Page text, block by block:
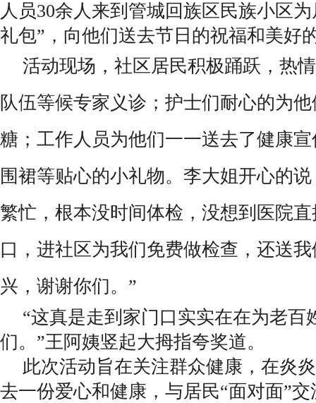
人员30余人来到管城回族区民族小区
礼包”，向他们送去节日的祝福和美好
活动现场，社区居民积极踊跃，热
队伍等候专家义诊；护士们耐心的为
糖；工作人员为他们一一送去了健康
围裙等贴心的小礼物。李大姐开心的
繁忙，根本没时间体检，没想到医院
口，进社区为我们免费做检查，还送
兴，谢谢你们。”
“这真是走到家门口实实在在为老百
们。”王阿姨竖起大拇指夸奖道。
此次活动旨在关注群众健康，在炎
去一份爱心和健康，与居民“面对面”